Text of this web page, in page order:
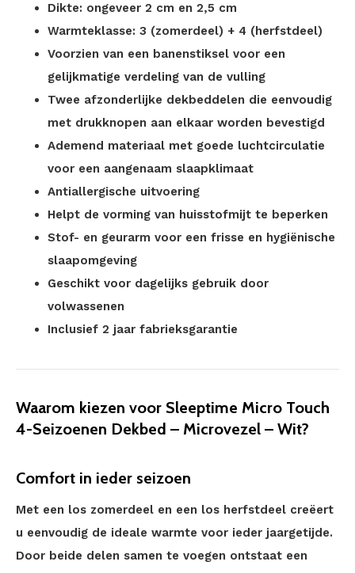
Dikte: ongeveer 2 cm en 2,5 cm
Warmteklasse: 3 (zomerdeel) + 4 (herfstdeel)
Voorzien van een banenstiksel voor een
gelijkmatige verdeling van de vulling
Twee afzonderlijke dekbeddelen die eenvoudig
met drukknopen aan elkaar worden bevestigd
Ademend materiaal met goede luchtcirculatie
voor een aangenaam slaapklimaat
Antiallergische uitvoering
Helpt de vorming van huisstofmijt te beperken
Stof- en geurarm voor een frisse en hygiënische
slaapomgeving
Geschikt voor dagelijks gebruik door
volwassenen
Inclusief 2 jaar fabrieksgarantie
Waarom kiezen voor Sleeptime Micro Touch
4-Seizoenen Dekbed – Microvezel – Wit?
Comfort in ieder seizoen
Met een los zomerdeel en een los herfstdeel creëert
u eenvoudig de ideale warmte voor ieder jaargetijde.
Door beide delen samen te voegen ontstaat een